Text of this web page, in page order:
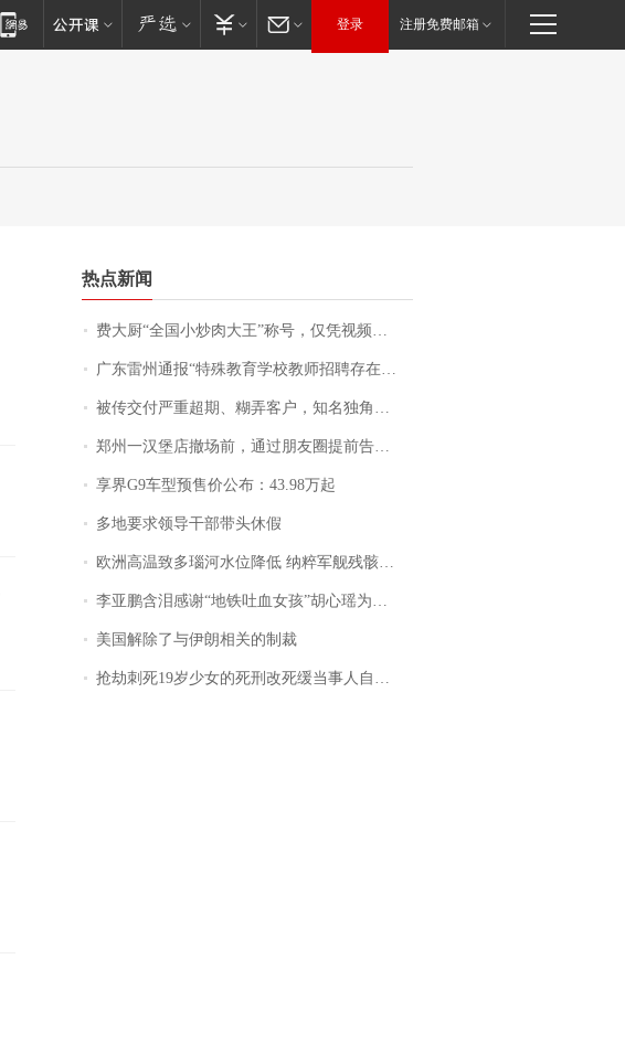
登录 注册免费邮箱
热点新闻
费大厨“全国小炒肉大王”称号，仅凭视频评出？中国烹饪协会回应
广东雷州通报“特殊教育学校教师招聘存在违规行为”：已启动问责程序 副校长被停职
被传交付严重超期、糊弄客户，知名独角兽车企创始人回应：都没证据，将依法采取措施，“本人长期与美国交管局保持沟通，对方表示肯定”
郑州一汉堡店撤场前，通过朋友圈提前告知逐一退费，有顾客仅剩1元也全被退回，分文不少；顾客：言而有信，让人感动
享界G9车型预售价公布：43.98万起
多地要求领导干部带头休假
欧洲高温致多瑙河水位降低 纳粹军舰残骸重见天日
李亚鹏含泪感谢“地铁吐血女孩”胡心瑶为嫣然天使捐99999元：这份捐赠太沉重，尊重其捐赠意愿，个人向胡心瑶和她的病友之家各捐赠99999元
美国解除了与伊朗相关的制裁
抢劫刺死19岁少女的死刑改死缓当事人自述：出狱11年间始终刻意躲避被害人家属